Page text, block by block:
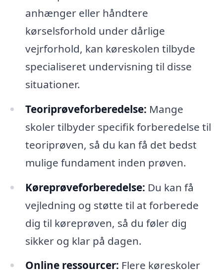
anhænger eller håndtere
kørselsforhold under dårlige
vejrforhold, kan køreskolen tilbyde
specialiseret undervisning til disse
situationer.
Teoriprøveforberedelse: Mange
skoler tilbyder specifik forberedelse til
teoriprøven, så du kan få det bedst
mulige fundament inden prøven.
Køreprøveforberedelse: Du kan få
vejledning og støtte til at forberede
dig til køreprøven, så du føler dig
sikker og klar på dagen.
Online ressourcer: Flere køreskoler